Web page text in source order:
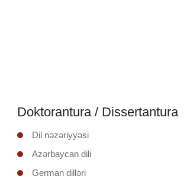
Doktorantura / Dissertantura
Dil nəzəriyyəsi
Azərbaycan dili
German dilləri